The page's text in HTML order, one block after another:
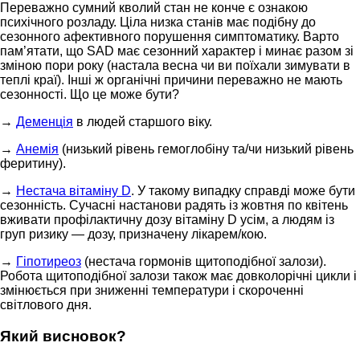
Переважно сумний кволий стан не конче є ознакою
психічного розладу. Ціла низка станів має подібну до
сезонного афективного порушення симптоматику. Варто
пам’ятати, що SAD має сезонний характер і минає разом зі
зміною пори року (настала весна чи ви поїхали зимувати в
теплі краї). Інші ж органічні причини переважно не мають
сезонності. Що це може бути?
→ Деменція в людей старшого віку.
→ Анемія (низький рівень гемоглобіну та/чи низький рівень
феритину).
→ Нестача вітаміну D. У такому випадку справді може бути
сезонність. Сучасні настанови радять із жовтня по квітень
вживати профілактичну дозу вітаміну D усім, а людям із
груп ризику — дозу, призначену лікарем/кою.
→ Гіпотиреоз (нестача гормонів щитоподібної залози).
Робота щитоподібної залози також має довколорічні цикли і
змінюється при зниженні температури і скороченні
світлового дня.
Який висновок?